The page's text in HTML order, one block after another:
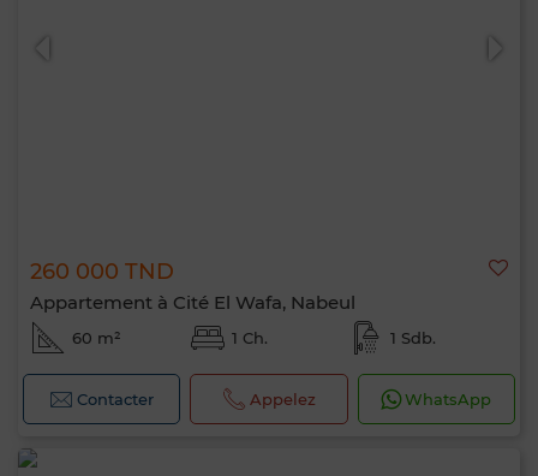
260 000 TND
Appartement à Cité El Wafa, Nabeul
60 m² 1 Ch. 1 Sdb.
Contacter Appelez WhatsApp